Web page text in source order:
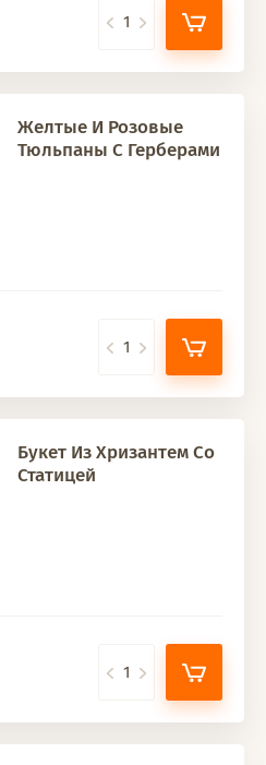
Желтые И Розовые
Тюльпаны С Герберами
Букет Из Хризантем Со
Статицей